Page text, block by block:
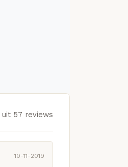
uit 57 reviews
10-11-2019